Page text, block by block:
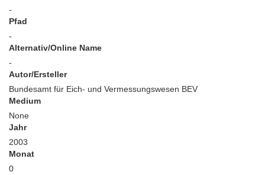
-
Pfad
-
Alternativ/Online Name
-
Autor/Ersteller
Bundesamt für Eich- und Vermessungswesen BEV
Medium
None
Jahr
2003
Monat
0